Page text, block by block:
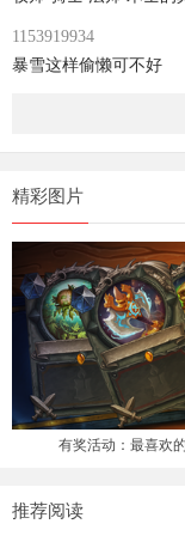
1153919934
暴雪这样偷懒可不好
精彩图片
有奖活动：最喜欢
推荐阅读